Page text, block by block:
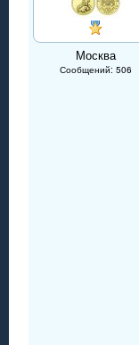
Москва
Сообщений: 506